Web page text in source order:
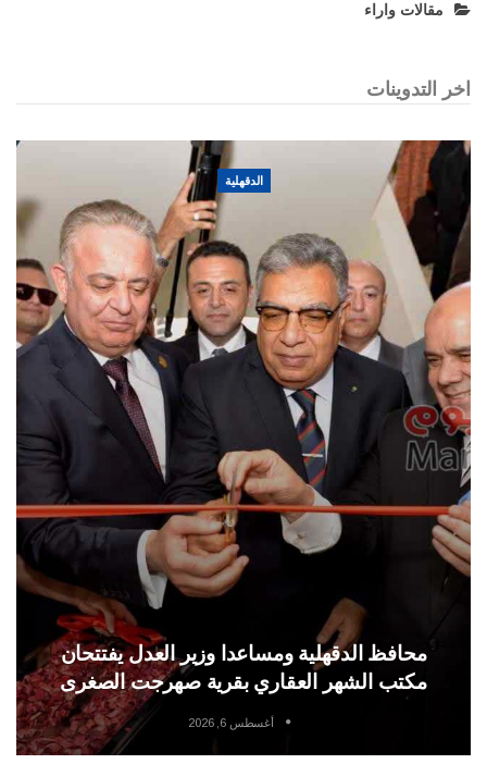
مقالات واراء
اخر التدوينات
الدقهلية
محافظ الدقهلية ومساعدا وزير العدل يفتتحان
مكتب الشهر العقاري بقرية صهرجت الصغرى
أغسطس 6, 2026